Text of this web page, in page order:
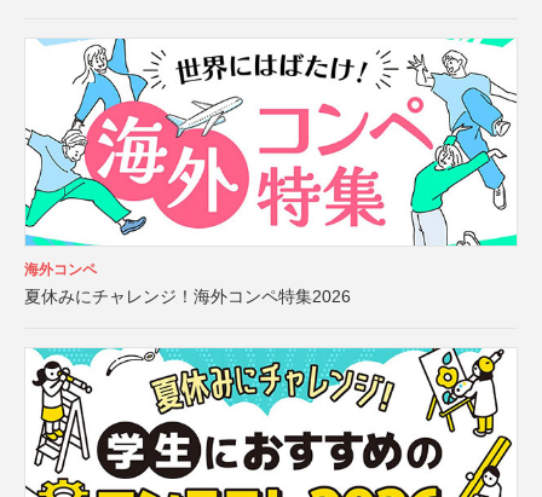
海外コンペ
夏休みにチャレンジ！海外コンペ特集2026